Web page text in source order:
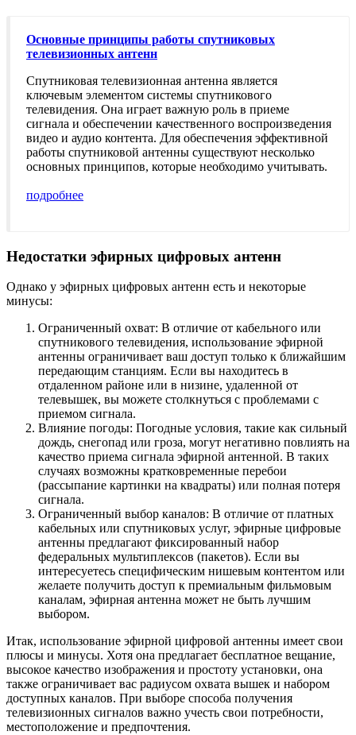
Основные принципы работы спутниковых
телевизионных антенн
Спутниковая телевизионная антенна является
ключевым элементом системы спутникового
телевидения. Она играет важную роль в приеме
сигнала и обеспечении качественного воспроизведения
видео и аудио контента. Для обеспечения эффективной
работы спутниковой антенны существуют несколько
основных принципов, которые необходимо учитывать.
подробнее
Недостатки эфирных цифровых антенн
Однако у эфирных цифровых антенн есть и некоторые
минусы:
Ограниченный охват: В отличие от кабельного или
спутникового телевидения, использование эфирной
антенны ограничивает ваш доступ только к ближайшим
передающим станциям. Если вы находитесь в
отдаленном районе или в низине, удаленной от
телевышек, вы можете столкнуться с проблемами с
приемом сигнала.
Влияние погоды: Погодные условия, такие как сильный
дождь, снегопад или гроза, могут негативно повлиять на
качество приема сигнала эфирной антенной. В таких
случаях возможны кратковременные перебои
(рассыпание картинки на квадраты) или полная потеря
сигнала.
Ограниченный выбор каналов: В отличие от платных
кабельных или спутниковых услуг, эфирные цифровые
антенны предлагают фиксированный набор
федеральных мультиплексов (пакетов). Если вы
интересуетесь специфическим нишевым контентом или
желаете получить доступ к премиальным фильмовым
каналам, эфирная антенна может не быть лучшим
выбором.
Итак, использование эфирной цифровой антенны имеет свои
плюсы и минусы. Хотя она предлагает бесплатное вещание,
высокое качество изображения и простоту установки, она
также ограничивает вас радиусом охвата вышек и набором
доступных каналов. При выборе способа получения
телевизионных сигналов важно учесть свои потребности,
местоположение и предпочтения.